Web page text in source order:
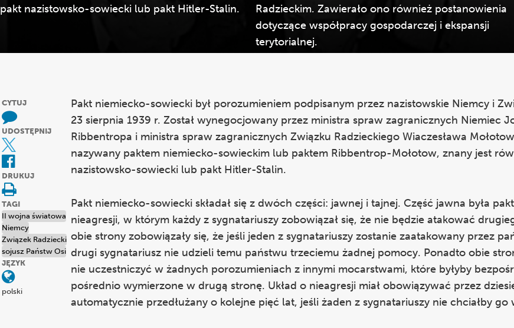
pakt nazistowsko-sowiecki lub pakt Hitler-Stalin.
Radzieckim. Zawierało ono również postanowienia
dotyczące współpracy gospodarczej i ekspansji
terytorialnej.
CYTUJ
UDOSTĘPNIJ
DRUKUJ
TAGI
II wojna światowa
Niemcy
Związek Radziecki
sojusz Państw Osi
JĘZYK
polski
Pakt niemiecko-sowiecki był porozumieniem podpisanym przez nazistowskie Niemcy i
23 sierpnia 1939 r. Został wynegocjowany przez ministra spraw zagranicznych Niemiec
Ribbentropa i ministra spraw zagranicznych Związku Radzieckiego Wiaczesława
nazywany paktem niemiecko-sowieckim lub paktem Ribbentrop-Mołotow, znany jest
nazistowsko-sowiecki lub pakt Hitler-Stalin.
Pakt niemiecko-sowiecki składał się z dwóch części: jawnej i tajnej. Część jawna była
nieagresji, w którym każdy z sygnatariuszy zobowiązał się, że nie będzie atakować
obie strony zobowiązały się, że jeśli jeden z sygnatariuszy zostanie zaatakowany przez
drugi sygnatariusz nie udzieli temu państwu trzeciemu żadnej pomocy. Ponadto obie
nie uczestniczyć w żadnych porozumieniach z innymi mocarstwami, które byłyby
pośrednio wymierzone w drugą stronę. Układ o nieagresji miał obowiązywać przez
automatycznie przedłużany o kolejne pięć lat, jeśli żaden z sygnatariuszy nie chciałby go